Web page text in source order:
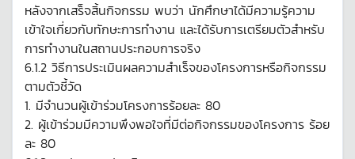
หลังจากเสร็จสิ้นกิจกรรม พบว่า นักศึกษาได้มีความรู้ความ
เข้าใจเกี่ยวกับทักษะการทำงาน และได้รับการเตรียมตัวสำหรับ
การทำงานในสถานประกอบการจริง
6.1.2 วิธีการประเมินผลความสำเร็จของโครงการหรือกิจกรรม
ตามตัวชี้วัด
1. มีจำนวนผู้เข้าร่วมโครงการร้อยละ 80
2. ผู้เข้าร่วมมีความพึงพอใจที่มีต่อกิจกรรมของโครงการ ร้อย
ละ 80